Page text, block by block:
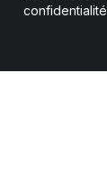
confidentialité